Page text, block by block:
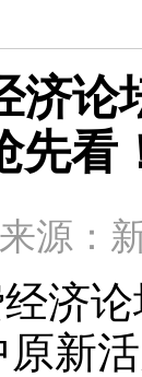
济论
先看
源：
济论
新